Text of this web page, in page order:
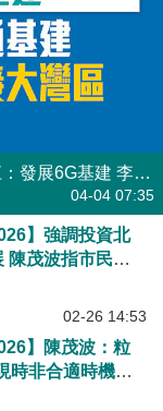
【短片】香港高等教育界兩會啟示 衛炳江：發展6G基建 李子建：做好聯通基建 陳卓禧：規劃對接大灣區
04-04 07:35
】強調投資北
陳茂波指市民
02-26 14:53
】陳茂波：粒
時非合適時機派